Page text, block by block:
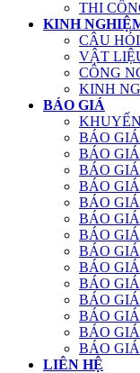
THI
KINH
CÂU
VẬT
CÔNG
KINH
BÁO GIÁ
BÁO
BÁO
BÁO
BÁO
BÁO
BÁO
BÁO
BÁO
BÁO
BÁO
BÁO
BÁO
BÁO
BÁO
LIÊN HỆ